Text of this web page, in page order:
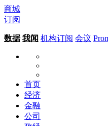
商城
订阅
数据 我闻 机构订阅 会议
首页
经济
金融
公司